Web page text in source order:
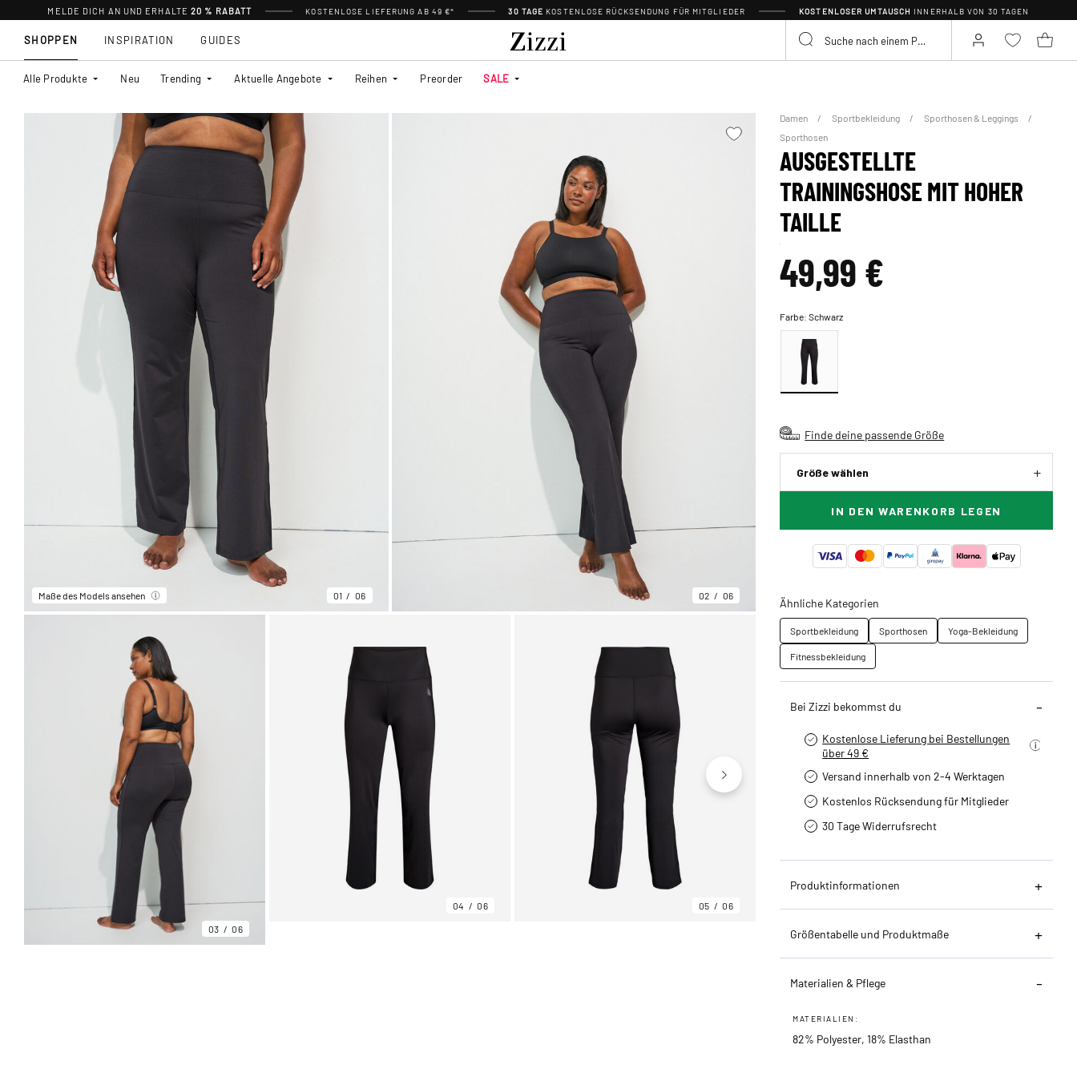
MELDE DICH AN UND ERHALTE20 % RABATT KOSTENLOSE LIEFERUNG AB 49 €* 30 TAGE KOSTENLOSE RÜCKSENDUNG FÜR MITGLIEDER KOSTENLOSER UMTAUSCH INNERHALB VON 30 TAGEN
SHOPPEN
Alle Produkte Neu Trending Aktuelle Angebote Reihen Preorder SALE
INSPIRATION GUIDES
Maße des Models ansehen 01 06 02 06
03 06
04 06 05 06
Damen Sportbekleidung
Sporthosen & Leggings
Sporthosen
AUSGESTELLTE
TRAININGSHOSE MIT HOHER
TAILLE
49,99 €
Farbe:Schwarz
Finde deine passende Größe
Größe wählen
IN DEN WARENKORB LEGEN
Ähnliche Kategorien
Sportbekleidung Sporthosen
Yoga-Bekleidung
Fitnessbekleidung
Bei Zizzi bekommst du
Kostenlose Lieferung bei Bestellungen
über 49 €
Versand innerhalb von 2-4 Werktagen
Kostenlos Rücksendung für Mitglieder
30 Tage Widerrufsrecht
Produktinformationen
Größentabelle und Produktmaße
Materialien & Pflege
MATERIALIEN:
82% Polyester, 18% Elasthan